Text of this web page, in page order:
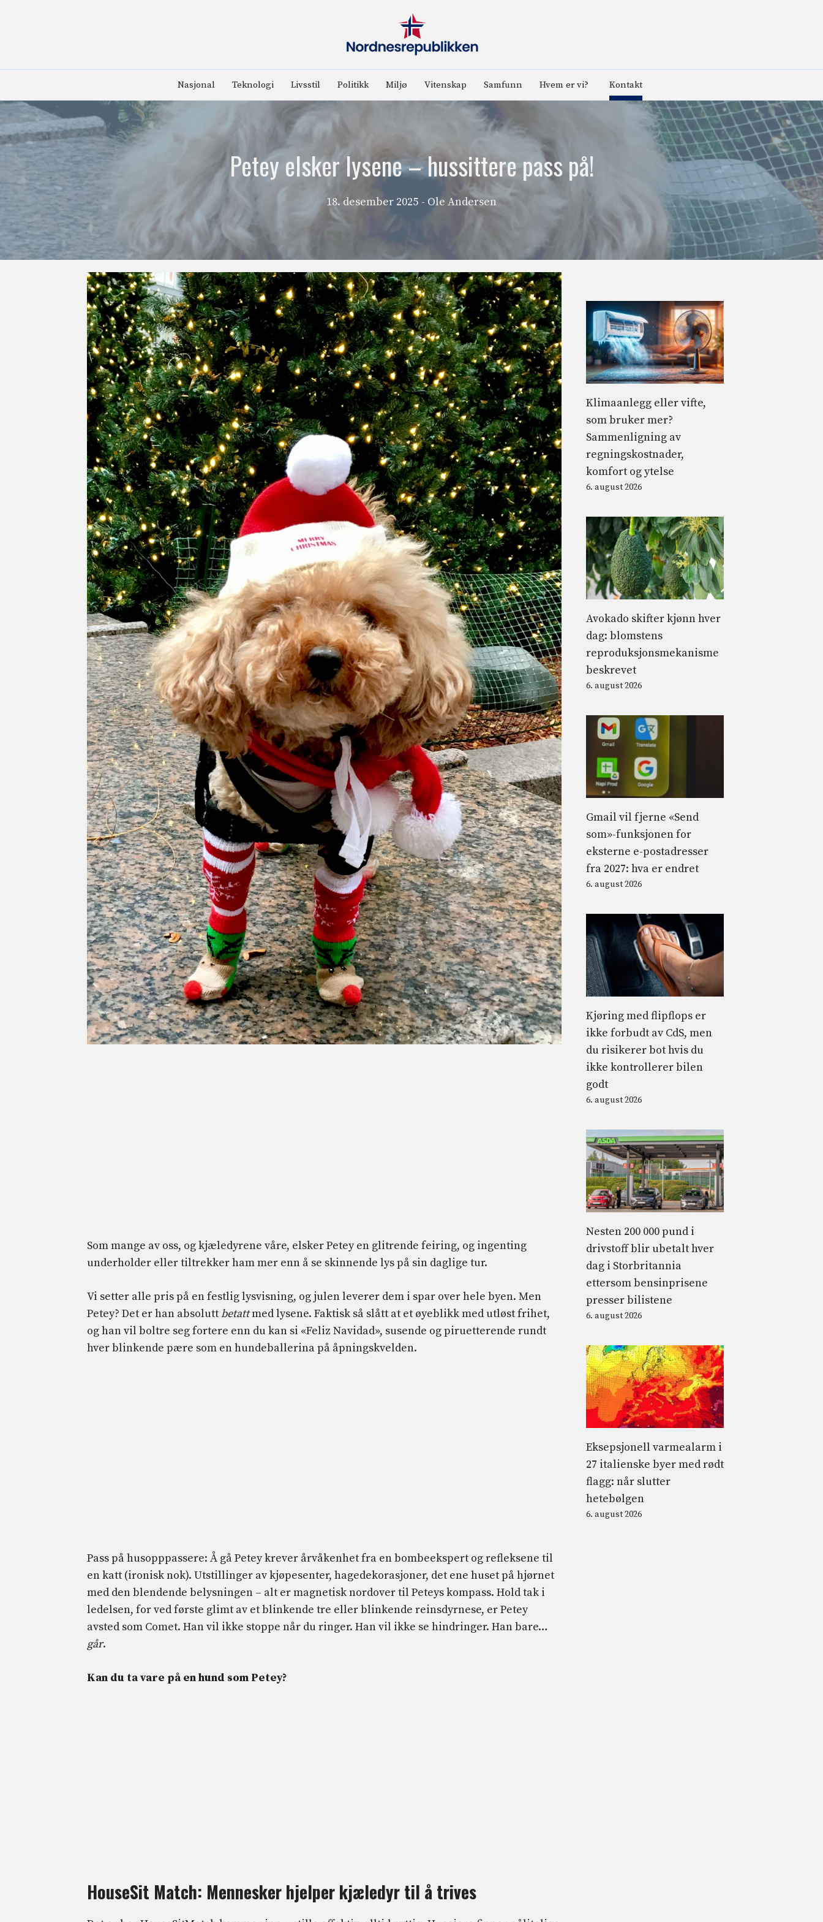
Nasjonal Teknologi Livsstil Politikk Miljø Vitenskap Samfunn Hvem er vi? Kontakt
Petey elsker lysene – hussittere pass på!
18. desember 2025 - Ole Andersen
Som mange av oss, og kjæledyrene våre, elsker Petey en glitrende feiring, og ingenting
underholder eller tiltrekker ham mer enn å se skinnende lys på sin daglige tur.
Vi setter alle pris på en festlig lysvisning, og julen leverer dem i spar over hele byen. Men
Petey? Det er han absoluttbetattmed lysene. Faktisk så slått at et øyeblikk med utløst frihet,
og han vil boltre seg fortere enn du kan si «Feliz Navidad», susende og piruetterende rundt
hver blinkende pære som en hundeballerina på åpningskvelden.
Pass på husopppassere: Å gå Petey krever årvåkenhet fra en bombeekspert og refleksene til
en katt (ironisk nok). Utstillinger av kjøpesenter, hagedekorasjoner, det ene huset på hjørnet
med den blendende belysningen – alt er magnetisk nordover til Peteys kompass. Hold tak i
ledelsen, for ved første glimt av et blinkende tre eller blinkende reinsdyrnese, er Petey
avsted som Comet. Han vil ikke stoppe når du ringer. Han vil ikke se hindringer. Han bare…
går.
Kan du ta vare på en hund som Petey?
HouseSit Match: Mennesker hjelper kjæledyr til å trives
Klimaanlegg eller vifte,
som bruker mer?
Sammenligning av
regningskostnader,
komfort og ytelse
6. august 2026
Avokado skifter kjønn hver
dag: blomstens
reproduksjonsmekanisme
beskrevet
6. august 2026
Gmail vil fjerne «Send
som»-funksjonen for
eksterne e-postadresser
fra 2027: hva er endret
6. august 2026
Kjøring med flipflops er
ikke forbudt av CdS, men
du risikerer bot hvis du
ikke kontrollerer bilen
godt
6. august 2026
Nesten 200 000 pund i
drivstoff blir ubetalt hver
dag i Storbritannia
ettersom bensinprisene
presser bilistene
6. august 2026
Eksepsjonell varmealarm i
27 italienske byer med rødt
flagg: når slutter
hetebølgen
6. august 2026